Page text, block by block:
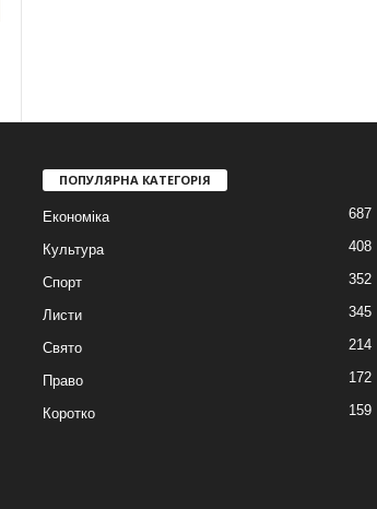
ПОПУЛЯРНА КАТЕГОРІЯ
Економіка 687
Культура 408
Спорт 352
Листи 345
Свято 214
Право 172
Коротко 159